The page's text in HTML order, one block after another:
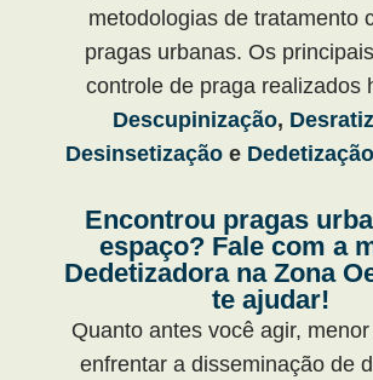
metodologias de tratamento
pragas urbanas. Os
controle de praga realizados
Descupinização,
Desinsetização e
Encontrou pragas
espaço? Fale com a
Dedetizadora na Zona
te ajudar!
Quanto antes você agir,
enfrentar a disseminação de